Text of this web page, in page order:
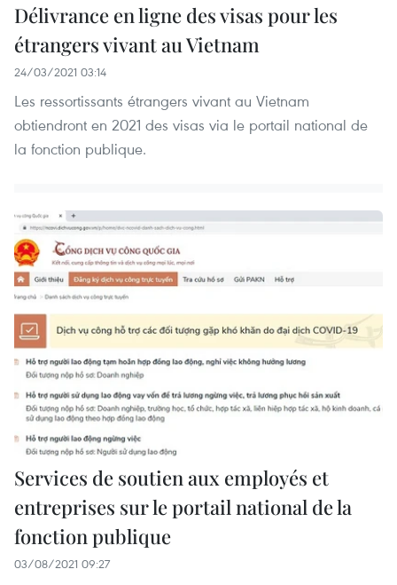
Délivrance en ligne des visas pour les
étrangers vivant au Vietnam
24/03/2021 03:14
Les ressortissants étrangers vivant au Vietnam
obtiendront en 2021 des visas via le portail national de
la fonction publique.
Services de soutien aux employés et
entreprises sur le portail national de la
fonction publique
03/08/2021 09:27